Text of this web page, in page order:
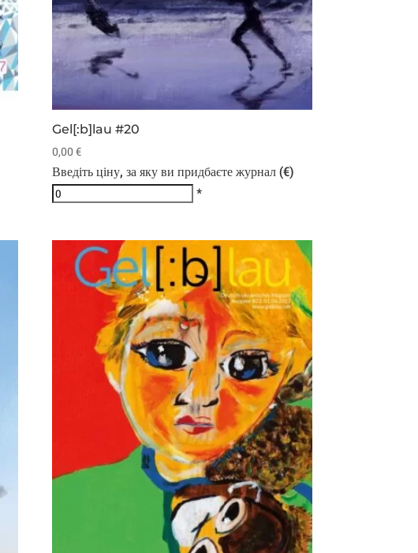
Gel[:b]lau #20
0,00€
Введіть ціну, за яку ви придбаєте журнал (€)
*